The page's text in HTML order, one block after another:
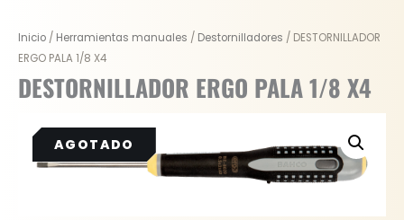
Inicio / Herramientas manuales / Destornilladores / DESTORNILLADOR
ERGO PALA 1/8 X4
DESTORNILLADOR ERGO PALA 1/8 X4